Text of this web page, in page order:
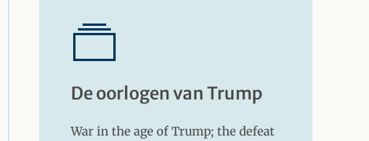
De oorlogen van Trump
War in the age of Trump; the defeat